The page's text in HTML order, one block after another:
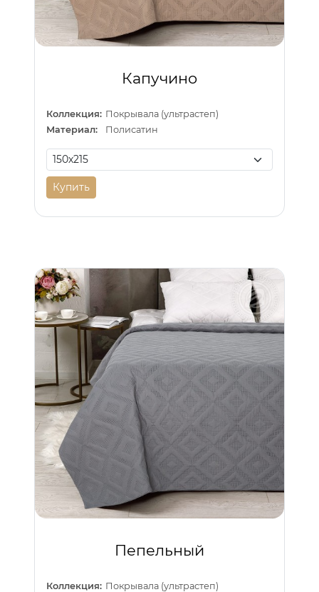
Капучино
Коллекция: Покрывала (ультрастеп)
Материал:
Полисатин
Купить
Пепельный
Коллекция: Покрывала (ультрастеп)